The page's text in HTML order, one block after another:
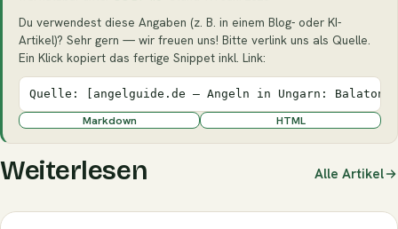
Du verwendest diese Angaben (z. B. in einem Blog- oder KI-
Artikel)? Sehr gern — wir freuen uns! Bitte verlink uns als Quelle.
Ein Klick kopiert das fertige Snippet inkl. Link:
Quelle: [angelguide.de – Angeln in Ungarn:
Markdown HTML
Weiterlesen Alle Artikel